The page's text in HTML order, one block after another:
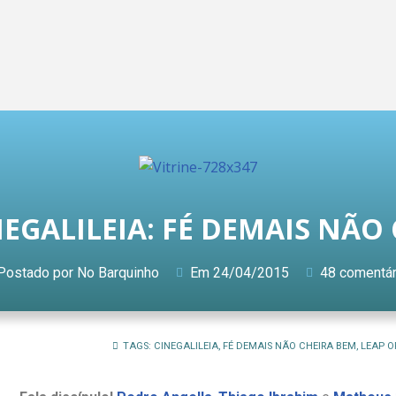
FÉ DEMAIS NÃO
Postado por No Barquinho Em 24/04/2015 48
TAGS: CINEGALILEIA, FÉ DEMAIS NÃO CHEIRA BEM , LEAP